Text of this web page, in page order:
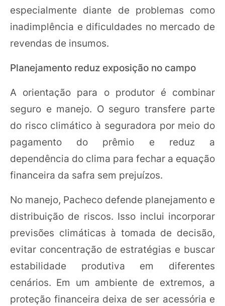
especialmente diante de problemas como
inadimplência e dificuldades no mercado de
revendas de insumos.
Planejamento reduz exposição no campo
A orientação para o produtor é combinar
seguro e manejo. O seguro transfere parte
do risco climático à seguradora por meio do
pagamento do prêmio e reduz a
dependência do clima para fechar a equação
financeira da safra sem prejuízos.
No manejo, Pacheco defende planejamento e
distribuição de riscos. Isso inclui incorporar
previsões climáticas à tomada de decisão,
evitar concentração de estratégias e buscar
estabilidade produtiva em diferentes
cenários. Em um ambiente de extremos, a
proteção financeira deixa de ser acessória e